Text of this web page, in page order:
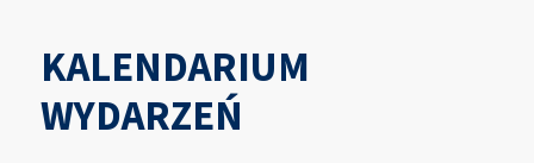
KALENDARIUM
WYDARZEŃ